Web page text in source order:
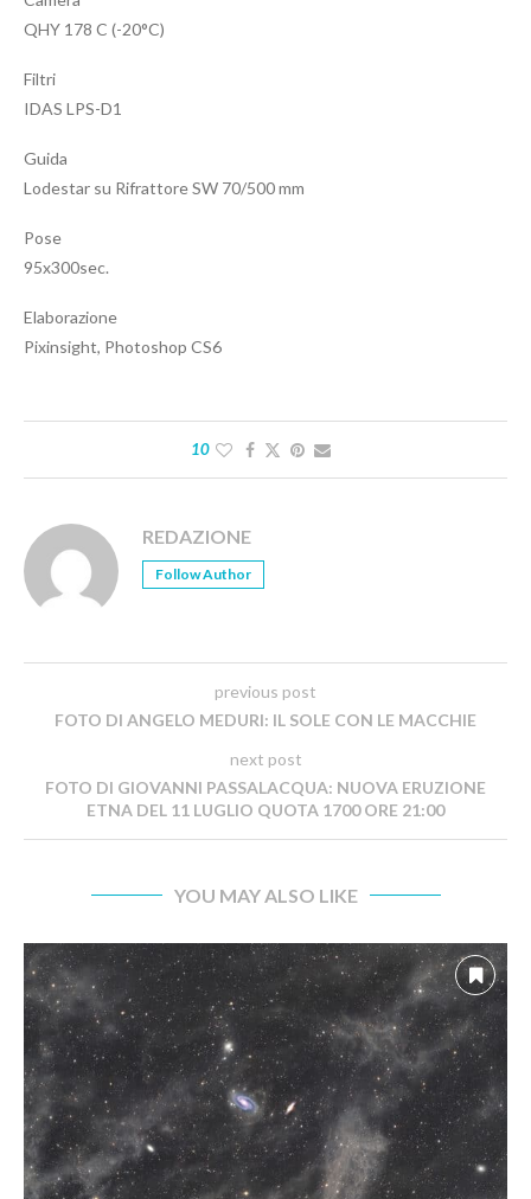
QHY 178 C (-20°C)
Filtri
IDAS LPS-D1
Guida
Lodestar su Rifrattore SW 70/500 mm
Pose
95x300sec.
Elaborazione
Pixinsight, Photoshop CS6
10
REDAZIONE
Follow Author
previous post
FOTO DI ANGELO MEDURI: IL SOLE CON LE MACCHIE
next post
FOTO DI GIOVANNI PASSALACQUA: NUOVA ERUZIONE
ETNA DEL 11 LUGLIO QUOTA 1700 ORE 21:00
YOU MAY ALSO LIKE